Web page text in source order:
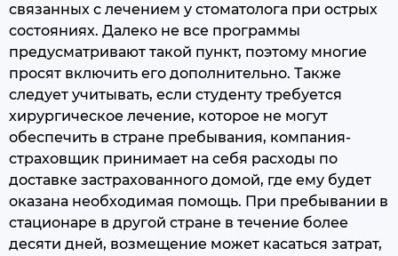
связанных с лечением у стоматолога при острых
состояниях. Далеко не все программы
предусматривают такой пункт, поэтому многие
просят включить его дополнительно. Также
следует учитывать, если студенту требуется
хирургическое лечение, которое не могут
обеспечить в стране пребывания, компания-
страховщик принимает на себя расходы по
доставке застрахованного домой, где ему будет
оказана необходимая помощь. При пребывании в
стационаре в другой стране в течение более
десяти дней, возмещение может касаться затрат,